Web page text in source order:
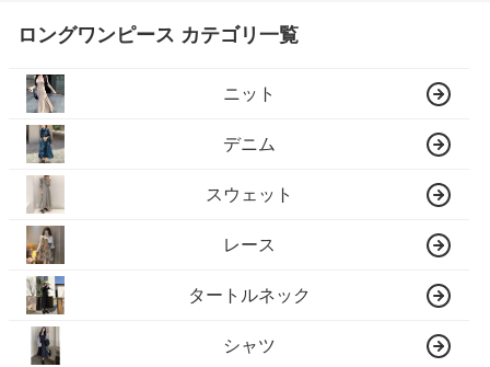
ロングワンピース カテゴリ一覧
ニット
デニム
スウェット
レース
タートルネック
シャツ